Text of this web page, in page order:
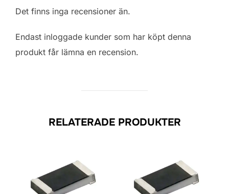
Det finns inga recensioner än.
Endast inloggade kunder som har köpt denna
produkt får lämna en recension.
RELATERADE PRODUKTER